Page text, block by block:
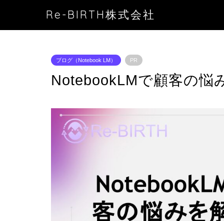
Re-BIRTH株式会社
ブログ（Notebook LM） PR
NotebookLMで顧客の悩